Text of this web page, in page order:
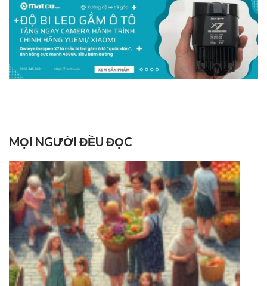
MỌI NGƯỜI ĐỀU ĐỌC